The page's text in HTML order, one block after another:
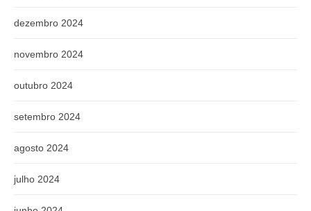
dezembro 2024
novembro 2024
outubro 2024
setembro 2024
agosto 2024
julho 2024